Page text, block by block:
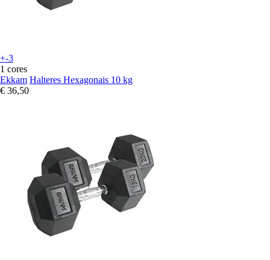
+-3
1 cores
Ekkam Halteres Hexagonais 10 kg
€ 36,50